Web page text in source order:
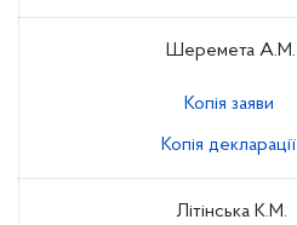
Шеремета А.М.
Копія заяви
Копія декларації
Літінська К.М.